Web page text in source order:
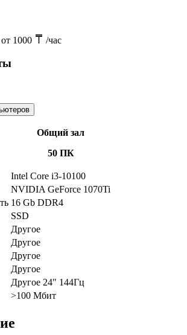
1000 /час
Общий зал
50 ПК
Intel Core i3-10100
NVIDIA GeForce 1070Ti
16 Gb DDR4
SSD
Другое
Другое
Другое
Другое
Другое 24" 144Гц
>100 Мбит